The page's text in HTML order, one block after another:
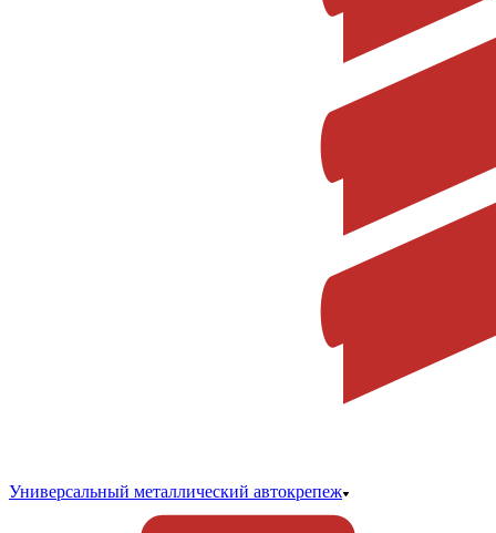
Универсальный металлический автокрепеж